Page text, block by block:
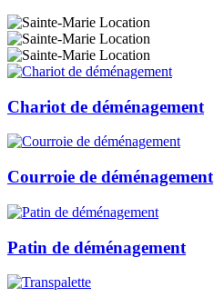
Chariot de déménagement
Courroie de déménagement
Patin de déménagement